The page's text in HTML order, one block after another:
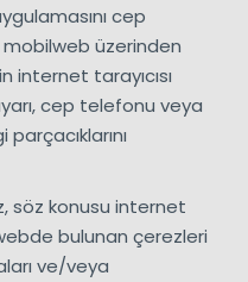
cep
üzerinden
internet tarayıcısı
cep telefonu veya
söz konusu internet
bulunan çerezleri
ve/veya